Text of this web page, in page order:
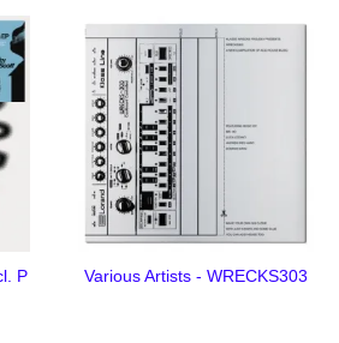
P
Various Artists - WRECKS303